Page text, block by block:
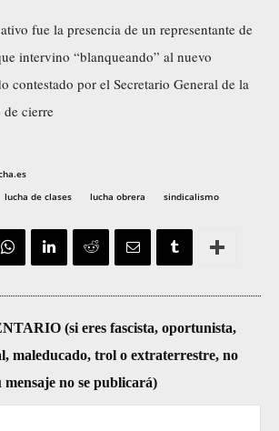
fue la presencia de un representante de
intervino “blanqueando” al nuevo
contestado por el Secretario General de la
de cierre
lucha de clases lucha obrera sindicalismo
(si eres fascista, oportunista,
maleducado, trol o extraterrestre, no
no se publicará)